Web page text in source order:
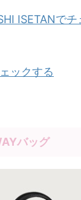
ISETANで
ックする
バッグ